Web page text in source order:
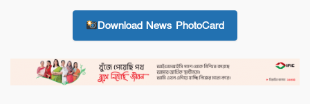
Download News PhotoCard